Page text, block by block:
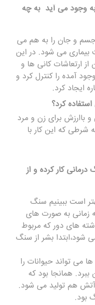
وجود مى آید به چه
جسم و جان را به هم مى
بیمارى مى شود. در این
ارتعاشات كانى ها و
آمده را كنترل كرد و
ایجاد كرد.
كرد؟
براى زن و مرد
که این كار با
كار كرده و از
است ببینیم سنگ
زمانى به صورت هاى
هاى دور كه مربوط
شود،ابتدا بشر از سنگ
مى تواند حیوانات را
ببرد. همانجا بود كه
هم تولید مى شود.
بود.